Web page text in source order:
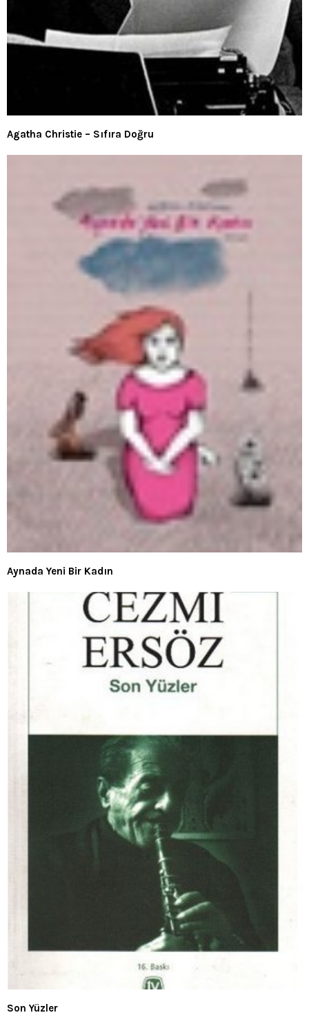
Agatha Christie – Sıfıra Doğru
Aynada Yeni Bir Kadın
Son Yüzler